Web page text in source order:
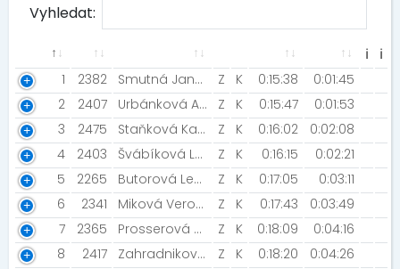
Vyhledat:
ℹ
ℹ
1
2382 Smutná Jana [WilliJemSe] Z K 0:15:38
0:01:45
2
2407 Urbánková Alfery Hana [AC Moravská Slavia Brno] Z K 0:15:47
0:01:53
3
2475 Staňková Kateřina [AC Moravská Slana Brno] Z K 0:16:02
0:02:08
4
2403 Švábíková Lenka [CEPro Team BJEŽ racing team] Z K 0:16:15
0:02:21
5
2265 Butorová Lenka [NN2019] Z K 0:17:05
0:03:11
6
2341 Miková Veronika [Mika training] Z K 0:17:43
0:03:49
7
2365 Prosserová Kateřina Z K 0:18:09
0:04:16
8
2417 Zahradnikova Jana [Bernohy] Z K 0:18:20
0:04:26